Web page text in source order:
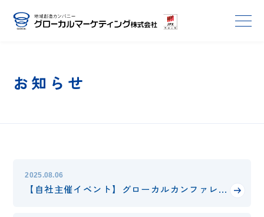
お知らせ
2025.08.06
【自社主催イベント】グローカルカンファレンス2025 開催のお知らせ